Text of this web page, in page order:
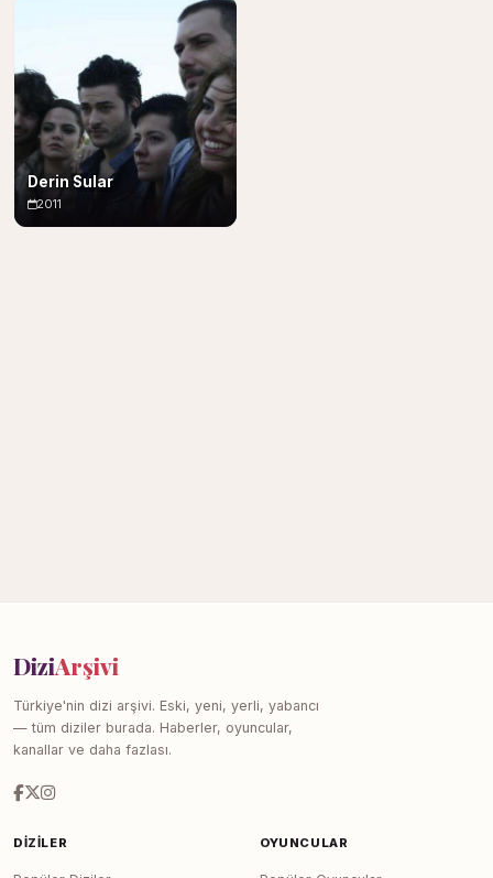
Derin Sular
2011
DiziArşivi
Türkiye'nin dizi arşivi. Eski, yeni, yerli, yabancı
— tüm diziler burada. Haberler, oyuncular,
kanallar ve daha fazlası.
DIZILER OYUNCULAR